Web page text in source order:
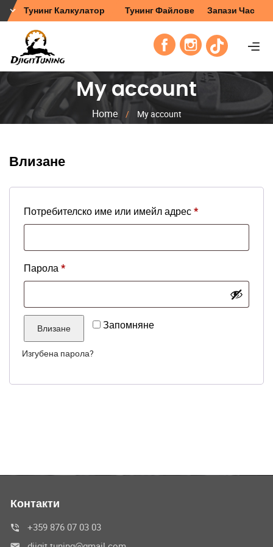
Тунинг Калкулатор Тунинг Файлове Запази Час
My account
Home / My account
Влизане
Потребителско име или имейл адрес*Задължително
Парола*Задължително
Запомняне
Влизане
Изгубена парола?
Контакти
+359 876 07 03 03